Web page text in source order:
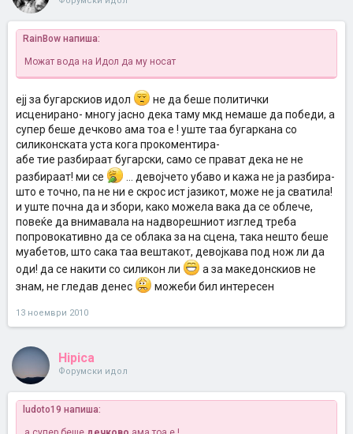
RainBow напиша:
Можат вода на Идол да му носат
ејј за бугарскиов идол
не да беше политички
исценирано- многу јасно дека таму мкд немаше да победи, а
супер беше дечково ама тоа е ! уште таа бугаркана со
силиконската уста кога прокоментира-
абе тие разбираат бугарски, само се прават дека не не
разбираат! ми се
... девојчето убаво и кажа не ја разбира-
што е точно, па не ни е скрос ист јазикот, може не ја сватила!
и уште почна да и збори, како можела вака да се облече,
повеќе да внимавала на надворешниот изглед треба
попровокативно да се облака за на сцена, така нешто беше
муабетов, што сака таа вештакот, девојкава под нож ли да
оди! да се накити со силикон ли
а за македонскиов не
знам, не гледав денес
можеби бил интересен
13 ноември 2010
Hipica
Форумски идол
ludoto19 напиша: